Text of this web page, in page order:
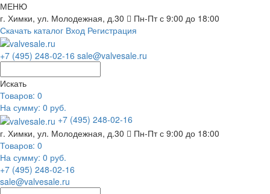
МЕНЮ
г. Химки, ул. Молодежная, д.30
Пн-Пт с 9:00 до 18:00
Скачать каталог Вход Регистрация
+7 (495) 248-02-16 sale@valvesale.ru
Искать
Товаров: 0
На сумму: 0 руб.
+7 (495) 248-02-16
г. Химки, ул. Молодежная, д.30
Пн-Пт с 9:00 до 18:00
Товаров: 0
На сумму: 0 руб.
+7 (495) 248-02-16
sale@valvesale.ru